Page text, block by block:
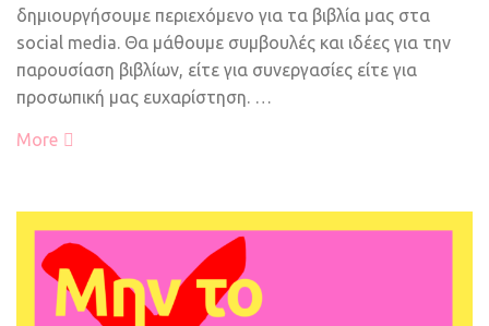
δημιουργήσουμε περιεχόμενο για τα βιβλία μας στα
social media. Θα μάθουμε συμβουλές και ιδέες για την
παρουσίαση βιβλίων, είτε για συνεργασίες είτε για
προσωπική μας ευχαρίστηση. …
More